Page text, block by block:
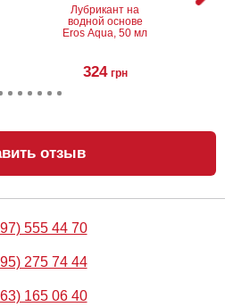
Лубрикант на
водной основе
Eros Aqua, 50 мл
324 грн
Металлическая
пробка Slash, S
668
отзыв
555 44 70
275 74 44
165 06 40